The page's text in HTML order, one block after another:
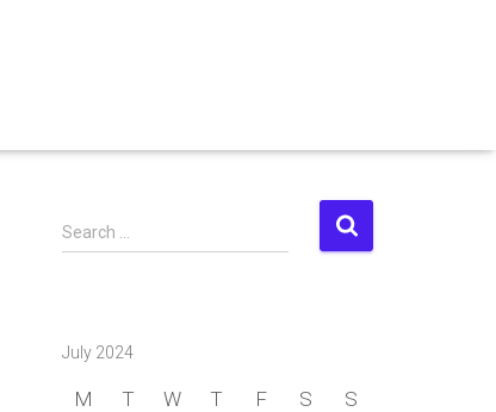
S
e
h
Search …
July 2024
M T W T F S S